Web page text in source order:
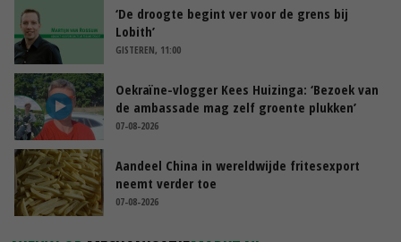
‘De droogte begint ver voor de grens bij
Lobith’
GISTEREN, 11:00
Oekraïne-vlogger Kees Huizinga: ‘Bezoek van
de ambassade mag zelf groente plukken’
07-08-2026
Aandeel China in wereldwijde fritesexport
neemt verder toe
07-08-2026